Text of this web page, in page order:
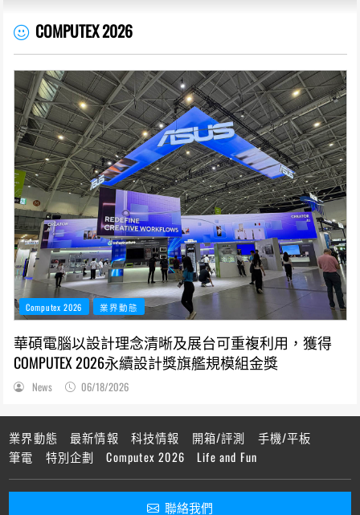
COMPUTEX 2026
Computex 2026 業界動態
華碩電腦以設計理念清晰及展台可重複利用，獲得
COMPUTEX 2026永續設計獎旗艦規模組金獎
News 06/18/2026
業界動態 最新情報 科技情報 開箱/評測
手機/平板
筆電
特別企劃 Computex 2026 Life and Fun
聯絡我們